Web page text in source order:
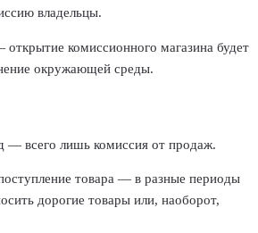
владельцы.
комиссионного магазина будет
окружающей среды.
— всего лишь комиссия от продаж.
товара — в разные периоды
дорогие товары или, наоборот,